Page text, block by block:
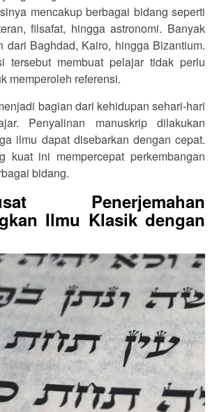
mencakup berbagai bidang seperti
filsafat, hingga astronomi. Banyak
dari Baghdad, Kairo, hingga Bizantium.
tersebut membuat pelajar tidak perlu
memperoleh referensi.
bagian dari kehidupan sehari-hari
Penyalinan manuskrip dilakukan
ilmu dapat disebarkan dengan cepat.
kuat ini mempercepat perkembangan
bidang.
Penerjemahan
Ilmu Klasik dengan